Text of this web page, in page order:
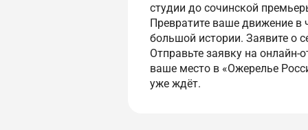
студии до сочинской
Превратите ваше движение в
большой истории. Заявите о
Отправьте заявку на онлайн-
ваше место в «Ожерелье
уже ждёт.